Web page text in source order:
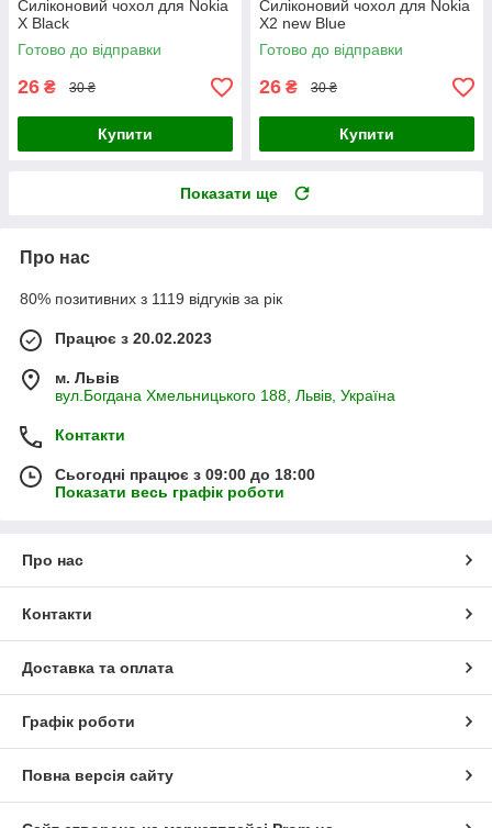
Силіконовий чохол для Nokia
X Black
Готово до відправки
26 ₴ 30 ₴
Купити
Силіконовий чохол для Nokia
X2 new Blue
Готово до відправки
26 ₴ 30 ₴
Купити
Показати ще
Про нас
80% позитивних з 1119 відгуків за рік
Працює з 20.02.2023
м. Львів
вул.Богдана Хмельницького 188, Львів, Україна
Контакти
Сьогодні працює з 09:00 до 18:00
Показати весь графік роботи
Про нас
Контакти
Доставка та оплата
Графік роботи
Повна версія сайту